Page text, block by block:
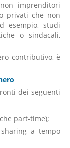
imprenditori
privati che non
esempio, studi
o sindacali,
contributivo, è
dei seguenti
part-time);
a tempo